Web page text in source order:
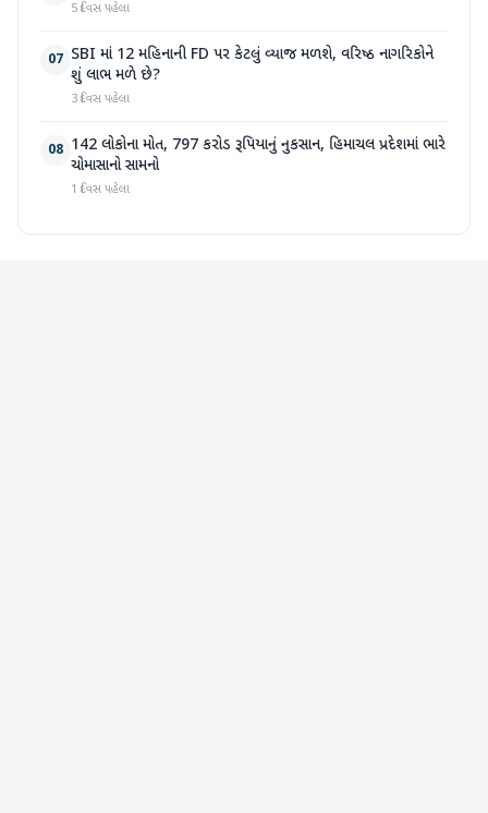
5 દિવસ પહેલા
07 SBI માં 12 મહિનાની FD પર કેટલું વ્યાજ મળશે, વરિષ્ઠ નાગરિકોને
શું લાભ મળે છે?
3 દિવસ પહેલા
08 142 લોકોના મોત, 797 કરોડ રૂપિયાનું નુકસાન, હિમાચલ પ્રદેશમાં ભારે
ચોમાસાનો સામનો
1 દિવસ પહેલા